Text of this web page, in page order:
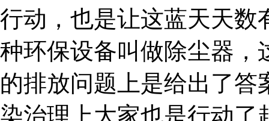
行动，也是让这蓝天天数
种环保设备叫做除尘器，
的排放问题上是给出了
染治理上大家也是行动了